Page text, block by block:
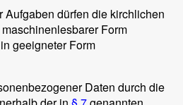
Aufgaben dürfen die kirchlichen
Form
geeigneter Form
Daten durch die